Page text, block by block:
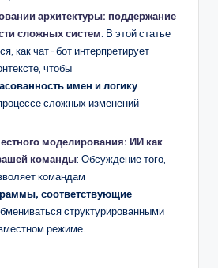
архитектуры: поддержание
сложных систем: В этой статье
как чат-бот интерпретирует
чтобы
имен и логику
сложных изменений
моделирования: ИИ как
команды: Обсуждение того,
командам
соответствующие
структурированными
режиме.